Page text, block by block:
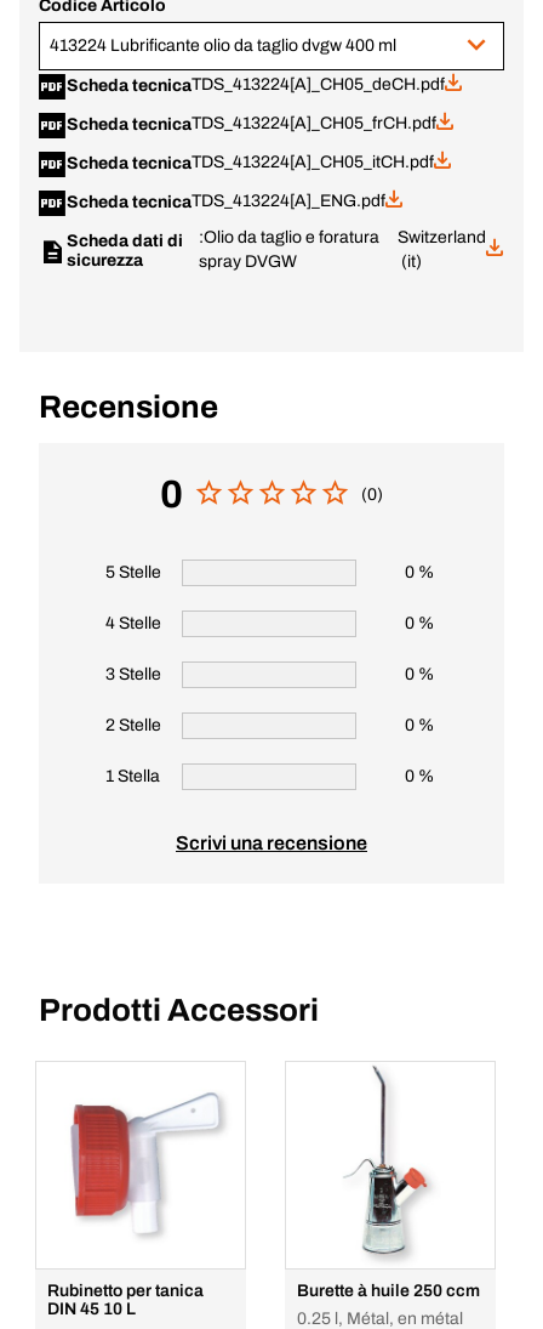
Codice Articolo
413224 Lubrificante olio da taglio dvgw 400 ml
Scheda tecnicaTDS_413224[A]_CH05_deCH.pdf
Scheda tecnicaTDS_413224[A]_CH05_frCH.pdf
Scheda tecnicaTDS_413224[A]_CH05_itCH.pdf
Scheda tecnicaTDS_413224[A]_ENG.pdf
Scheda dati di
sicurezza
:Olio da taglio e foratura
spray DVGW
Switzerland
(it)
Recensione
0 (0)
5 Stelle 0 %
4 Stelle 0 %
3 Stelle 0 %
2 Stelle 0 %
1 Stella 0 %
Scrivi una recensione
Prodotti Accessori
Rubinetto per tanica
DIN 45 10 L
Burette à huile 250 ccm
0.25 l, Métal, en métal